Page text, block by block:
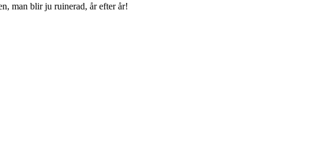
man blir ju ruinerad, år efter år!